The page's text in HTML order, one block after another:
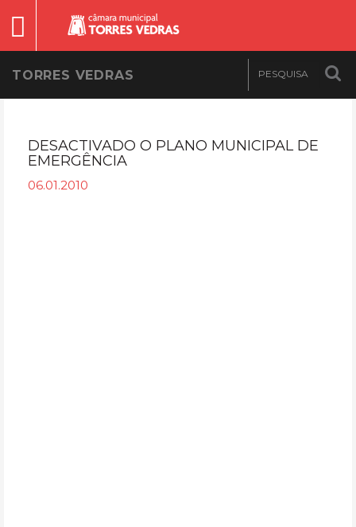
TORRES VEDRAS
DESACTIVADO O PLANO MUNICIPAL DE
EMERGÊNCIA
06.01.2010